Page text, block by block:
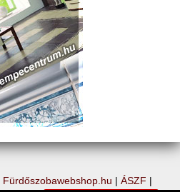
Fürdőszobawebshop.hu ÁSZF